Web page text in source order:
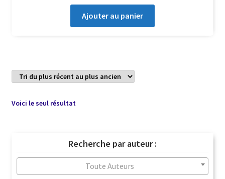
Ajouter au panier
Voici le seul résultat
Recherche par auteur :
Toute Auteurs